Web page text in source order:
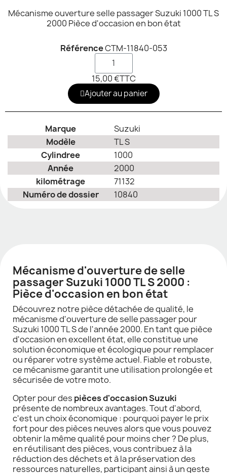
Mécanisme ouverture selle passager Suzuki 1000 TL S
2000 Pièce d'occasion en bon état
RéférenceCTM-11840-053
15,00 €TTC
Ajouter au panier
Marque
Suzuki
Modèle
TL S
Cylindree
1000
Année
2000
kilométrage
71132
Numéro de dossier
10840
Mécanisme d'ouverture de selle
passager Suzuki 1000 TL S 2000 :
Pièce d'occasion en bon état
Découvrez notre pièce détachée de qualité, le
mécanisme d'ouverture de selle passager pour
Suzuki 1000 TL S de l'année 2000. En tant que pièce
d'occasion en excellent état, elle constitue une
solution économique et écologique pour remplacer
ou réparer votre système actuel. Fiable et robuste,
ce mécanisme garantit une utilisation prolongée et
sécurisée de votre moto.
Opter pour des pièces d'occasion Suzuki
présente de nombreux avantages. Tout d'abord,
c'est un choix économique : pourquoi payer le prix
fort pour des pièces neuves alors que vous pouvez
obtenir la même qualité pour moins cher ? De plus,
en réutilisant des pièces, vous contribuez à la
réduction des déchets et à la préservation des
ressources naturelles, participant ainsi à un geste